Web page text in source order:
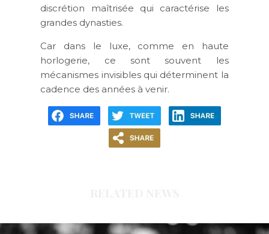
discrétion maîtrisée qui caractérise les
grandes dynasties.
Car dans le luxe, comme en haute
horlogerie, ce sont souvent les
mécanismes invisibles qui déterminent la
cadence des années à venir.